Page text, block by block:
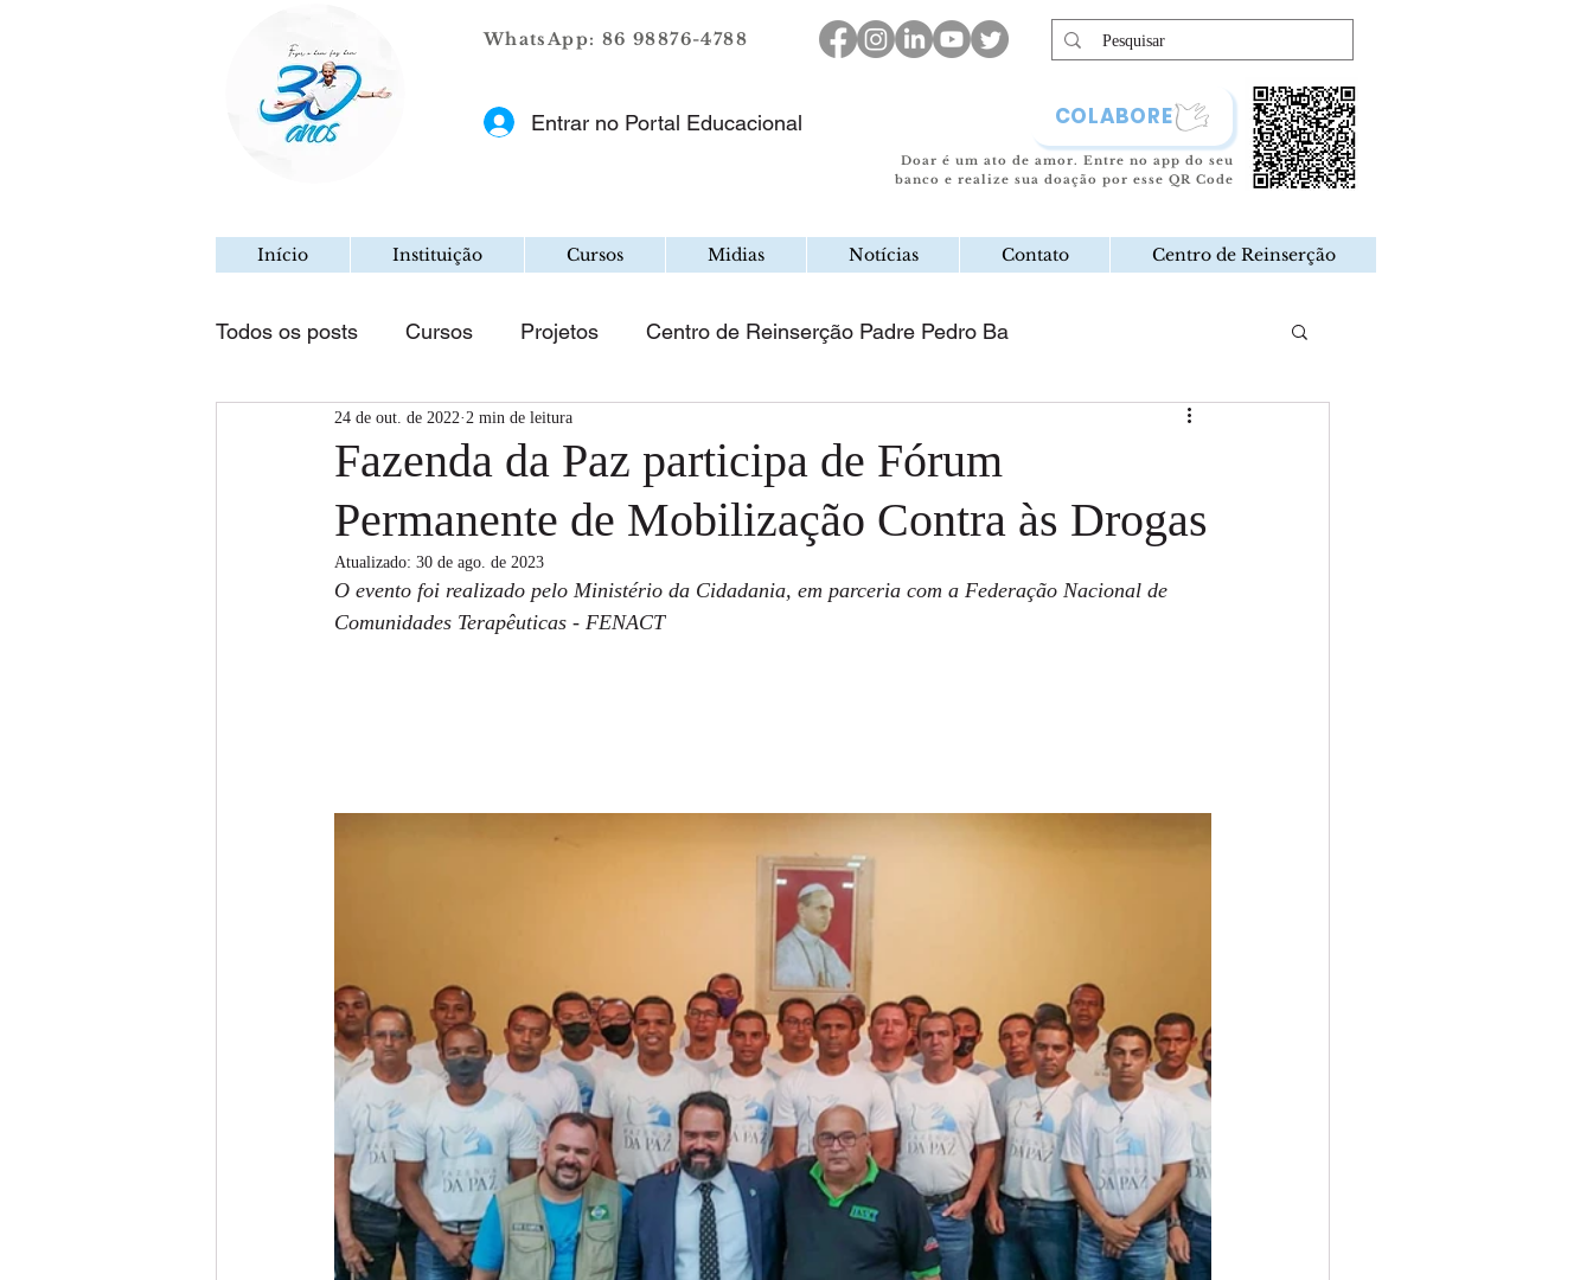
WhatsApp: 86 98876-4788
Entrar no Portal Educacional COLABORE
Doar é um ato de amor. Entre no app do seu
banco e realize sua doação por esse QR Code
Início Instituição Cursos Midias Notícias Contato Centro de Reinserção
Todos os posts Cursos Projetos Centro de Reinserção Padre Pedro Ba
Fazenda da Paz participa de Fórum
Permanente de Mobilização Contra às Drogas
24 de out. de 2022 2 min de leitura
Atualizado: 30 de ago. de 2023
O evento foi realizado pelo Ministério da Cidadania, em parceria com a Federação Nacional de
Comunidades Terapêuticas - FENACT